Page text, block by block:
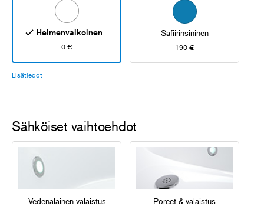
Helmenvalkoinen
0 €
Safiirinsininen
190 €
Lisätiedot
Sähköiset vaihtoehdot
Vedenalainen valaistus Poreet & valaistus